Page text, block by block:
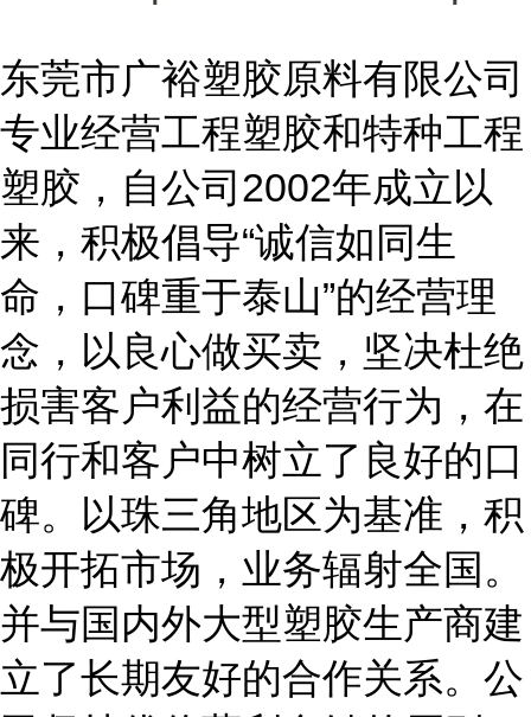
东莞市广裕塑胶原料有限公司
专业经营工程塑胶和特种工程
塑胶，自公司2002年成立以
来，积极倡导“诚信如同生
命，口碑重于泰山”的经营理
念，以良心做买卖，坚决杜绝
损害客户利益的经营行为，在
同行和客户中树立了良好的口
碑。以珠三角地区为基准，积
极开拓市场，业务辐射全国。
并与国内外大型塑胶生产商建
立了长期友好的合作关系。公